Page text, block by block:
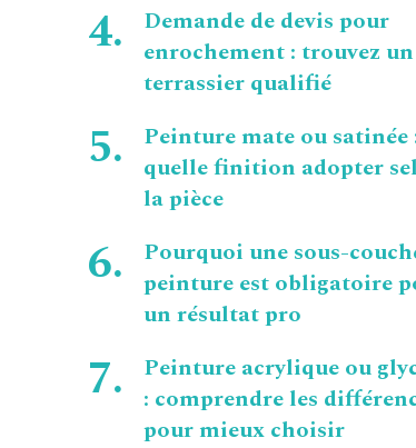
Demande de devis pour
enrochement : trouvez un
terrassier qualifié
Peinture mate ou satinée
quelle finition adopter
la pièce
Pourquoi une sous-
peinture est obligatoire
un résultat pro
Peinture acrylique ou
: comprendre les
pour mieux choisir